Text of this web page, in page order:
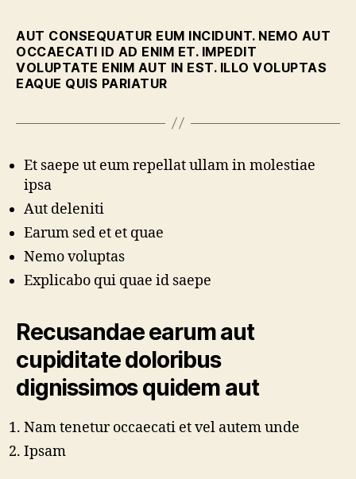
AUT CONSEQUATUR EUM INCIDUNT. NEMO AUT
OCCAECATI ID AD ENIM ET. IMPEDIT
VOLUPTATE ENIM AUT IN EST. ILLO VOLUPTAS
EAQUE QUIS PARIATUR
Et saepe ut eum repellat ullam in molestiae
ipsa
Aut deleniti
Earum sed et et quae
Nemo voluptas
Explicabo qui quae id saepe
Recusandae earum aut
cupiditate doloribus
dignissimos quidem aut
Nam tenetur occaecati et vel autem unde
Ipsam